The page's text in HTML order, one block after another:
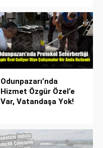
Odunpazarı’nda
Hizmet Özgür Özel’e
Var, Vatandaşa Yok!